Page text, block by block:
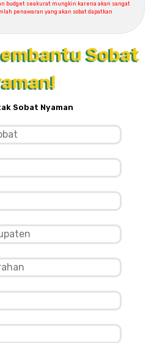
budget seakurat mungkin karena akan sangat
penawaran yang akan sobat dapatkan
Sobat
Sobat Nyaman